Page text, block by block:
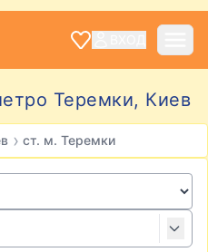
Теремки, Киев
› ст. м. Теремки